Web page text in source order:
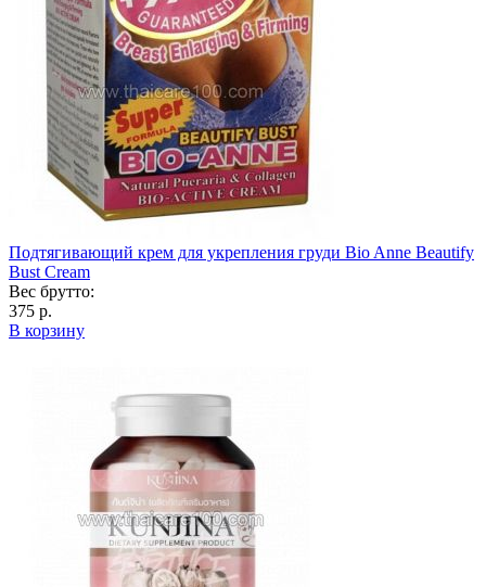
Подтягивающий крем для укрепления груди Bio Anne Beautify
Bust Cream
Вес брутто:
375 р.
В корзину